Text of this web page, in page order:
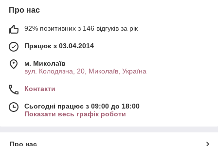
Про нас
92% позитивних з 146 відгуків за рік
Працює з 03.04.2014
м. Миколаїв
вул. Колодязна, 20, Миколаїв, Україна
Контакти
Сьогодні працює з 09:00 до 18:00
Показати весь графік роботи
Про нас